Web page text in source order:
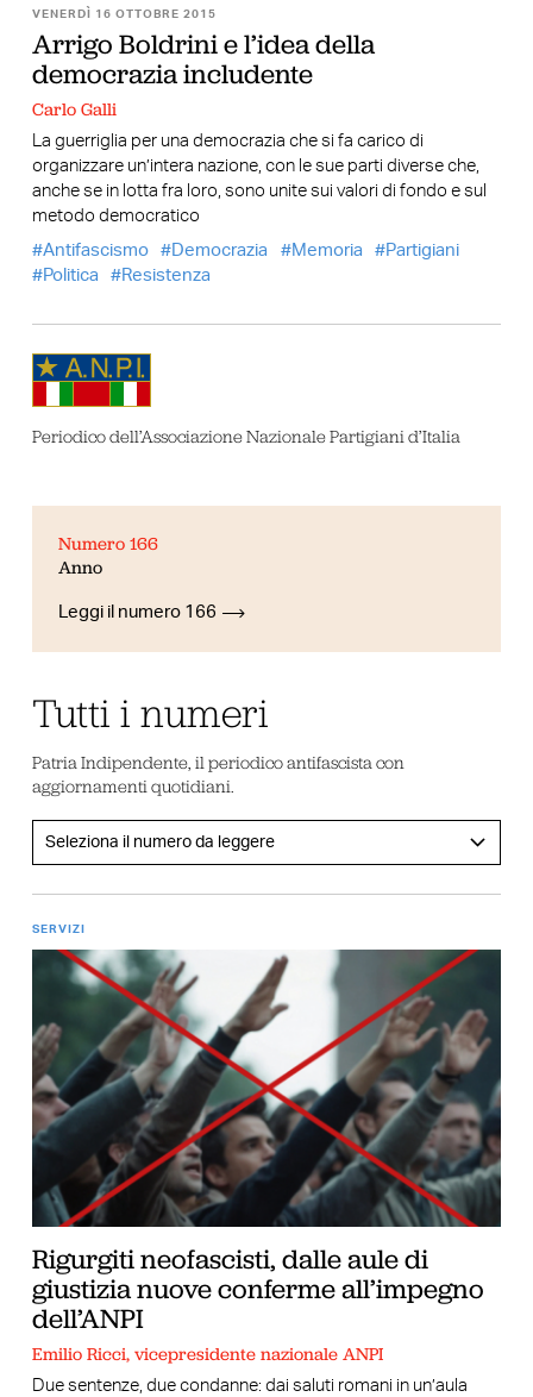
VENERDÌ 16 OTTOBRE 2015
Arrigo Boldrini e l’idea della
democrazia includente
Carlo Galli
La guerriglia per una democrazia che si fa carico di
organizzare un’intera nazione, con le sue parti diverse che,
anche se in lotta fra loro, sono unite sui valori di fondo e sul
metodo democratico
Antifascismo
Democrazia Memoria
Partigiani
Politica
Resistenza
Periodico dell’Associazione Nazionale Partigiani d’Italia
Numero 166
Anno
Leggi il numero 166
Tutti i numeri
Patria Indipendente, il periodico antifascista con
aggiornamenti quotidiani.
SERVIZI
Rigurgiti neofascisti, dalle aule di
giustizia nuove conferme all’impegno
dell’ANPI
Emilio Ricci, vicepresidente nazionale ANPI
Due sentenze, due condanne: dai saluti romani in un’aula